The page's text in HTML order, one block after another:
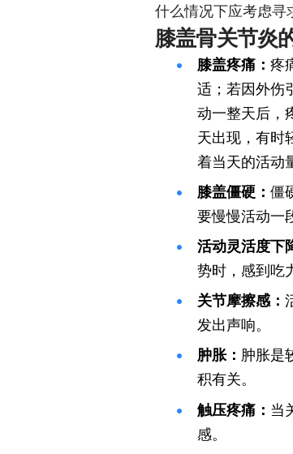
什么情况下应考虑寻
膝盖骨关节炎
膝盖疼痛： 疼
适；若因外伤
动一整天后，
天出现，有时
着当天的活动
膝盖僵硬： 僵
要慢慢活动一
活动灵活度下
势时，感到吃
关节摩擦感：
发出声响。
肿胀： 肿胀是
积有关。
触压疼痛： 当
感。